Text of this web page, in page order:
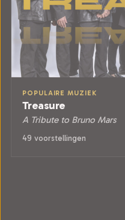
POPULAIRE MUZIEK
Treasure
A Tribute to Bruno Mars
49 voorstellingen